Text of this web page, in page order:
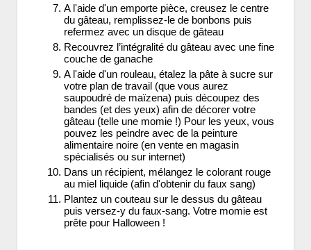
A l'aide d'un emporte pièce, creusez le centre
du gâteau, remplissez-le de bonbons puis
refermez avec un disque de gâteau
Recouvrez l’intégralité du gâteau avec une fine
couche de ganache
A l'aide d'un rouleau, étalez la pâte à sucre sur
votre plan de travail (que vous aurez
saupoudré de maïzena) puis découpez des
bandes (et des yeux) afin de décorer votre
gâteau (telle une momie !) Pour les yeux, vous
pouvez les peindre avec de la peinture
alimentaire noire (en vente en magasin
spécialisés ou sur internet)
Dans un récipient, mélangez le colorant rouge
au miel liquide (afin d'obtenir du faux sang)
Plantez un couteau sur le dessus du gâteau
puis versez-y du faux-sang. Votre momie est
prête pour Halloween !